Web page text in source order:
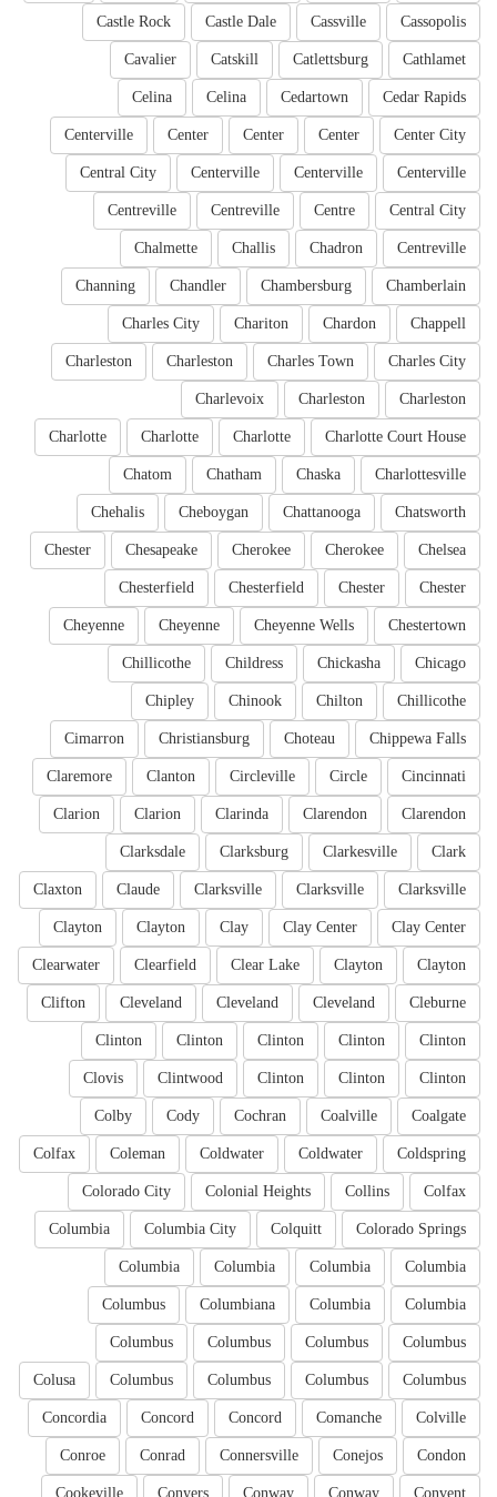
Cassopolis
Cassville
Castle Dale
Castle Rock
Cathlamet
Catlettsburg
Catskill
Cavalier
Cedar Rapids
Cedartown
Celina
Celina
Center City
Center
Center
Center
Centerville
Centerville
Centerville
Centerville
Central City
Central City
Centre
Centreville
Centreville
Centreville
Chadron
Challis
Chalmette
Chamberlain
Chambersburg
Chandler
Channing
Chappell
Chardon
Chariton
Charles City
Charles City
Charles Town
Charleston
Charleston
Charleston
Charleston
Charlevoix
Charlotte Court House
Charlotte
Charlotte
Charlotte
Charlottesville
Chaska
Chatham
Chatom
Chatsworth
Chattanooga
Cheboygan
Chehalis
Chelsea
Cherokee
Cherokee
Chesapeake
Chester
Chester
Chester
Chesterfield
Chesterfield
Chestertown
Cheyenne Wells
Cheyenne
Cheyenne
Chicago
Chickasha
Childress
Chillicothe
Chillicothe
Chilton
Chinook
Chipley
Chippewa Falls
Choteau
Christiansburg
Cimarron
Cincinnati
Circle
Circleville
Clanton
Claremore
Clarendon
Clarendon
Clarinda
Clarion
Clarion
Clark
Clarkesville
Clarksburg
Clarksdale
Clarksville
Clarksville
Clarksville
Claude
Claxton
Clay Center
Clay Center
Clay
Clayton
Clayton
Clayton
Clayton
Clear Lake
Clearfield
Clearwater
Cleburne
Cleveland
Cleveland
Cleveland
Clifton
Clinton
Clinton
Clinton
Clinton
Clinton
Clinton
Clinton
Clinton
Clintwood
Clovis
Coalgate
Coalville
Cochran
Cody
Colby
Coldspring
Coldwater
Coldwater
Coleman
Colfax
Colfax
Collins
Colonial Heights
Colorado City
Colorado Springs
Colquitt
Columbia City
Columbia
Columbia
Columbia
Columbia
Columbia
Columbia
Columbia
Columbiana
Columbus
Columbus
Columbus
Columbus
Columbus
Columbus
Columbus
Columbus
Columbus
Colusa
Colville
Comanche
Concord
Concord
Concordia
Condon
Conejos
Connersville
Conrad
Conroe
Convent
Conway
Conway
Conyers
Cookeville